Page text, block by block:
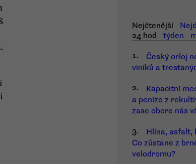
Nejčtenější
24 hod
týden
1.
Český orloj
viníků a
2.
Kapacitní
a peníze z
zase obere nás
3.
Hlína, asfalt,
Co zůstane z
velodromu?